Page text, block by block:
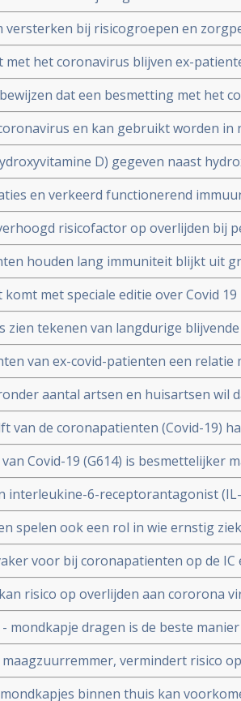
onderzoekers van Erasmus MC
versterken bij risicogroepen en
aldus Immunoloog dr. Carla Peeters
met het coronavirus blijven ex-
voor Covid-19-infectie blijft
dan dat.dat een besmetting met het
geeft door IgM en IgA
en kan gebruikt worden in
niet meer nodig zijn.
D) gegeven naast
van een behandeling voor COVID-
op de intensive care-afdeling en
en verkeerd functionerend
komt voor bij ca 10 tot 15 procent
risicofactor op overlijden bij
19, zelfs na correctie voor
aandoeningen - comorbiditeit
houden lang immuniteit blijkt uit
personen had antistoffen en 44
en immuniteit.
met speciale editie over Covid
die zeker ook gelezen zouden
zien tekenen van langdurige
19, zelfs na milde infecties. Blijkt
van ex-covid-patienten een relatie
Er zijn wel heel veel
aantal artsen en huisartsen wil
krijgen om de huisarts te vragen
voor covid-19 zoals die nu geldt.
van de coronapatienten (Covid-19)
(80%), spierpijn (63%), koude
en kortademigheid (57%)
Covid-19 (G614) is besmettelijker
besmettingen in USA. En
19 virus over zodra deze kruisen.
interleukine-6-receptorantagonist
minder mechanische beademing
met het cytokine-release-
spelen ook een rol in wie ernstig
uit verschillende nieuwe studies
voor bij coronapatienten op de
in Frankrijk. Ook elders is
risico op overlijden aan cororona
eenmaal aan de beademing liggen.
mondkapje dragen is de beste
19 te verminderen. Blijkt uit grote
maagzuurremmer, vermindert risico
dat er mechanisch beademd
binnen thuis kan